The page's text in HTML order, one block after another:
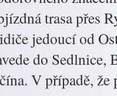
trasa přes
jedoucí od
do Sedlnice,
V případě, že